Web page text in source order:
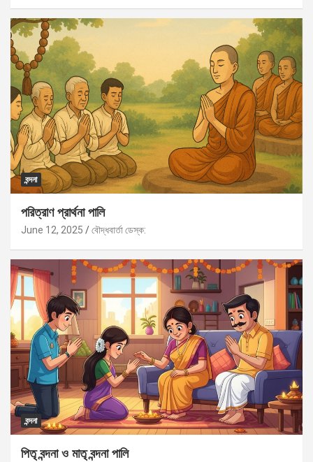
বন্দনা
পরিত্রাণ প্রার্থনা পালি
June 12, 2025 বৌদ্ধবার্তা ডেস্ক:
বন্দনা
পিতৃ বন্দনা ও মাতৃ বন্দনা পালি